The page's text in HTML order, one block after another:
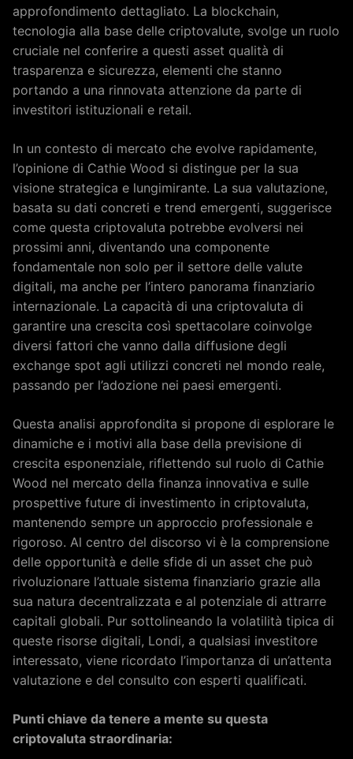
approfondimento dettagliato. La blockchain,
tecnologia alla base delle criptovalute, svolge un ruolo
cruciale nel conferire a questi asset qualità di
trasparenza e sicurezza, elementi che stanno
portando a una rinnovata attenzione da parte di
investitori istituzionali e retail.
In un contesto di mercato che evolve rapidamente,
l’opinione di Cathie Wood si distingue per la sua
visione strategica e lungimirante. La sua valutazione,
basata su dati concreti e trend emergenti, suggerisce
come questa criptovaluta potrebbe evolversi nei
prossimi anni, diventando una componente
fondamentale non solo per il settore delle valute
digitali, ma anche per l’intero panorama finanziario
internazionale. La capacità di una criptovaluta di
garantire una crescita così spettacolare coinvolge
diversi fattori che vanno dalla diffusione degli
exchange spot agli utilizzi concreti nel mondo reale,
passando per l’adozione nei paesi emergenti.
Questa analisi approfondita si propone di esplorare le
dinamiche e i motivi alla base della previsione di
crescita esponenziale, riflettendo sul ruolo di Cathie
Wood nel mercato della finanza innovativa e sulle
prospettive future di investimento in criptovaluta,
mantenendo sempre un approccio professionale e
rigoroso. Al centro del discorso vi è la comprensione
delle opportunità e delle sfide di un asset che può
rivoluzionare l’attuale sistema finanziario grazie alla
sua natura decentralizzata e al potenziale di attrarre
capitali globali. Pur sottolineando la volatilità tipica di
queste risorse digitali, Londi, a qualsiasi investitore
interessato, viene ricordato l’importanza di un’attenta
valutazione e del consulto con esperti qualificati.
Punti chiave da tenere a mente su questa
criptovaluta straordinaria: